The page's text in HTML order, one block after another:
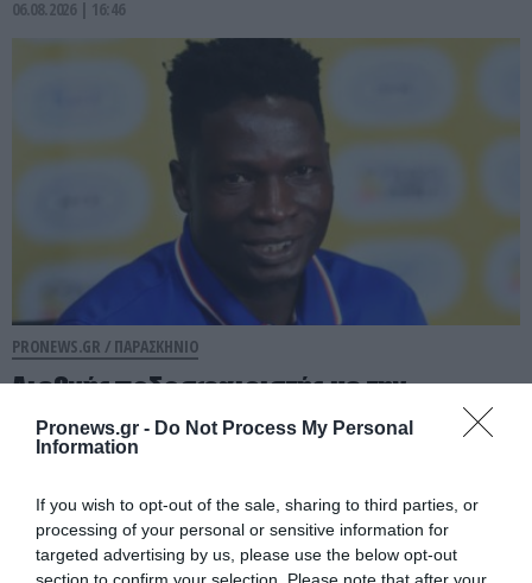
Pronews.gr - Do Not Process My Personal
Information
If you wish to opt-out of the sale, sharing to third parties, or
processing of your personal or sensitive information for
targeted advertising by us, please use the below opt-out
section to confirm your selection. Please note that after your
06.08.2026 | 16:46
PRONEWS.GR / ΠΑΡΑΣΚΗΝΙΟ
Διεθνής ποδοσφαιριστής με την
Ουγκάντα βρήκε τραγικό θάνατο από
ξυλοδαρμό
06.08.2026 | 15:34